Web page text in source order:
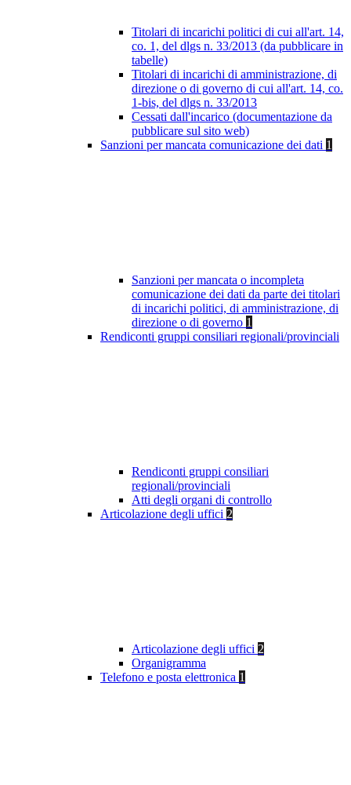
Titolari di incarichi politici di cui all'art. 14,
co. 1, del dlgs n. 33/2013 (da pubblicare in
tabelle)
Titolari di incarichi di amministrazione, di
direzione o di governo di cui all'art. 14, co.
1-bis, del dlgs n. 33/2013
Cessati dall'incarico (documentazione da
pubblicare sul sito web)
Sanzioni per mancata comunicazione dei dati 1
Sanzioni per mancata o incompleta
comunicazione dei dati da parte dei titolari
di incarichi politici, di amministrazione, di
direzione o di governo 1
Rendiconti gruppi consiliari regionali/provinciali
Rendiconti gruppi consiliari
regionali/provinciali
Atti degli organi di controllo
Articolazione degli uffici 2
Articolazione degli uffici 2
Organigramma
Telefono e posta elettronica 1